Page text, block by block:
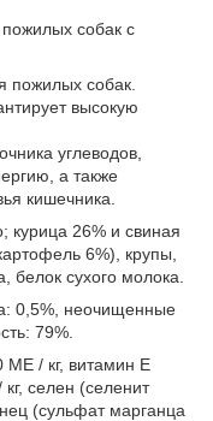
собак с
пожилых собак.
высокую
углеводов,
а также
кишечника.
курица 26% и свиная
6%), крупы,
сухого молока.
0,5%, неочищенные
79%.
МЕ / кг, витамин Е
селен (селенит
(сульфат марганца